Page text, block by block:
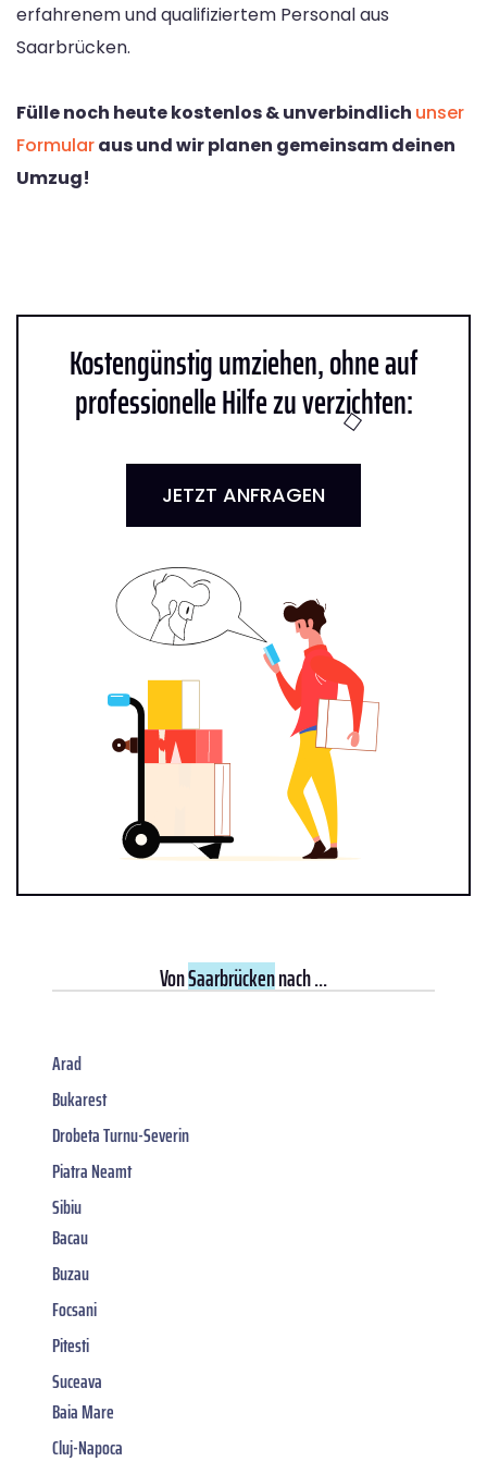
erfahrenem und qualifiziertem Personal aus
Saarbrücken.
Fülle noch heute kostenlos & unverbindlich unser
Formularaus und wir planen gemeinsam deinen
Umzug!
Kostengünstig umziehen, ohne auf
professionelle Hilfe zu verzichten:
JETZT ANFRAGEN
VonSaarbrückennach ...
Arad
Bukarest
Drobeta Turnu-Severin
Piatra Neamt
Sibiu
Bacau
Buzau
Focsani
Pitesti
Suceava
Baia Mare
Cluj-Napoca